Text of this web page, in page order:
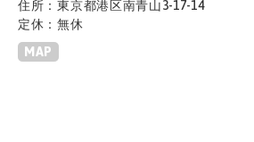
住所：東京都港区南青山3-17-14
定休：無休
MAP